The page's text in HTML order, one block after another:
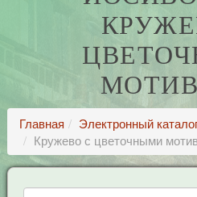
Главная
Электронный
Кружево с цветочными